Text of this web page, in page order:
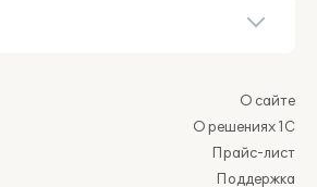
О сайте
О решениях 1С
Прайс-лист
Поддержка